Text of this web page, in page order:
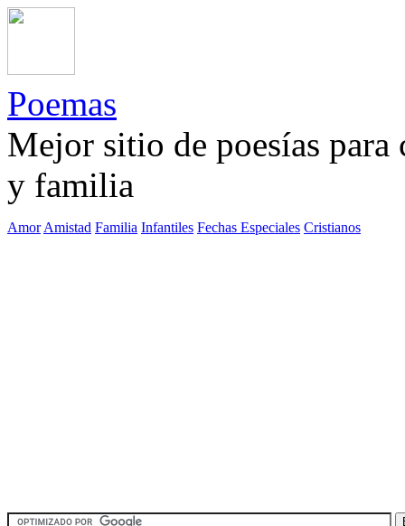
Poemas
Mejor sitio de poesías
y familia
Amor Amistad Familia Infantiles Fechas Especiales Cristianos